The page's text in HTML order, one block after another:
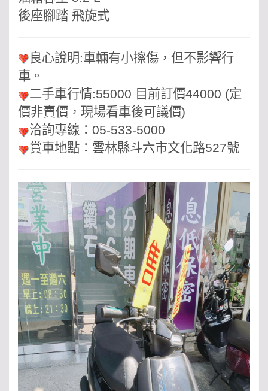
後座腳踏 飛旋式
良心說明:車輛有小擦傷，但不影響行
車。
二手車行情:55000 目前訂價44000 (定
價非賣價，現場看車後可議價)
洽詢專線：05-533-5000
賞車地點：雲林縣斗六市文化路527號